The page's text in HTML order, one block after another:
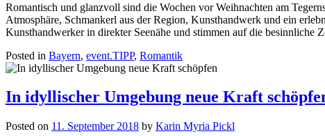
Romantisch und glanzvoll sind die Wochen vor Weihnachten am
Atmosphäre, Schmankerl aus der Region, Kunsthandwerk und ein
Kunsthandwerker in direkter Seenähe und stimmen auf die besinnliche
Posted in Bayern, event.TIPP, Romantik
In idyllischer Umgebung neue Kraft
Posted on 11. September 2018 by Karin Myria Pickl